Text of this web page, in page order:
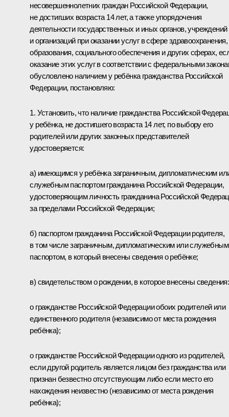
несовершеннолетних граждан Российской Федерации,
не достигших возраста 14 лет, а также упорядочения
деятельности государственных и иных органов, учреждений
и организаций при оказании услуг в сфере здравоохранения,
образования, социального обеспечения и других сферах,
оказание этих услуг в соответствии с федеральными
обусловлено наличием у ребёнка гражданства Российской
Федерации, постановляю:
1. Установить, что наличие гражданства Российской
у ребёнка, не достигшего возраста 14 лет, по выбору его
родителей или других законных представителей
удостоверяется:
а) имеющимся у ребёнка заграничным, дипломатическим
служебным паспортом гражданина Российской Федерации,
удостоверяющим личность гражданина Российской
за пределами Российской Федерации;
б) паспортом гражданина Российской Федерации родителя,
в том числе заграничным, дипломатическим или служебным
паспортом, в который внесены сведения о ребёнке;
в) свидетельством о рождении, в которое внесены сведения:
о гражданстве Российской Федерации обоих родителей или
единственного родителя (независимо от места рождения
ребёнка);
о гражданстве Российской Федерации одного из родителей,
если другой родитель является лицом без гражданства или
признан безвестно отсутствующим либо если место его
нахождения неизвестно (независимо от места рождения
ребёнка);